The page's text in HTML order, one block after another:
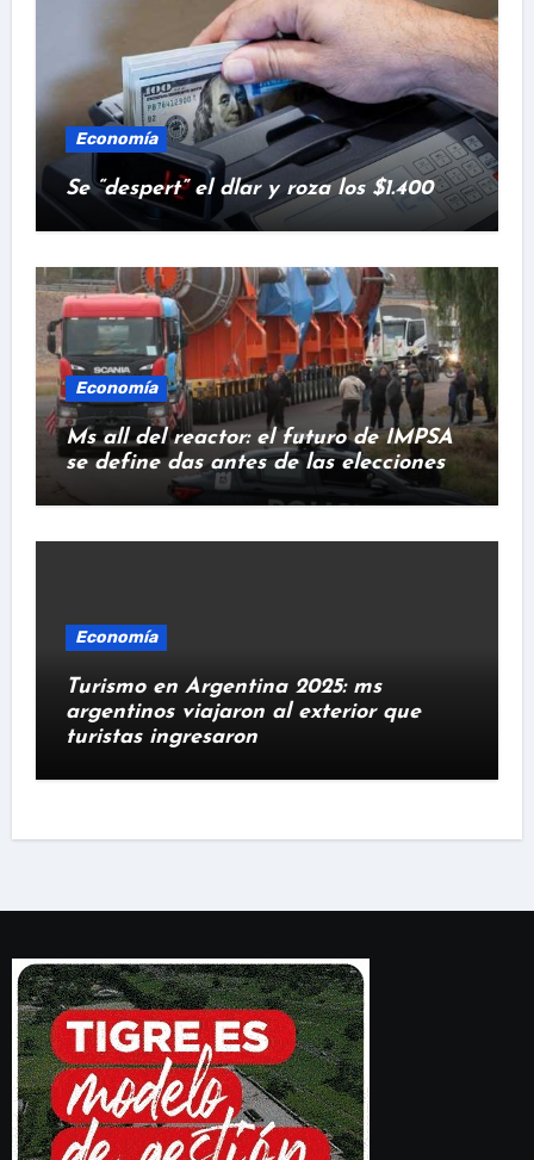
Economía
Se “despert” el dlar y roza los $1.400
Economía
Ms all del reactor: el futuro de IMPSA
se define das antes de las elecciones
Economía
Turismo en Argentina 2025: ms
argentinos viajaron al exterior que
turistas ingresaron